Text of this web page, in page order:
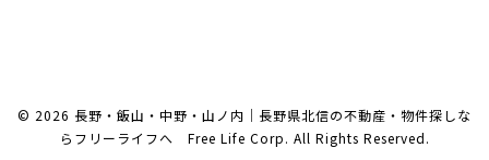
© 2026 長野・飯山・中野・山ノ内｜長野県北信の不動産・物件探しな
らフリーライフへ Free Life Corp. All Rights Reserved.